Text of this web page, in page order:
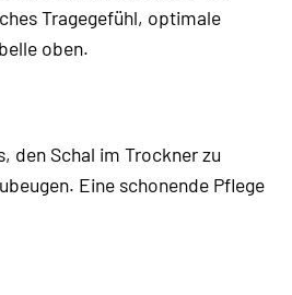
Tragegefühl, optimale
oben.
den Schal im Trockner zu
Eine schonende Pflege